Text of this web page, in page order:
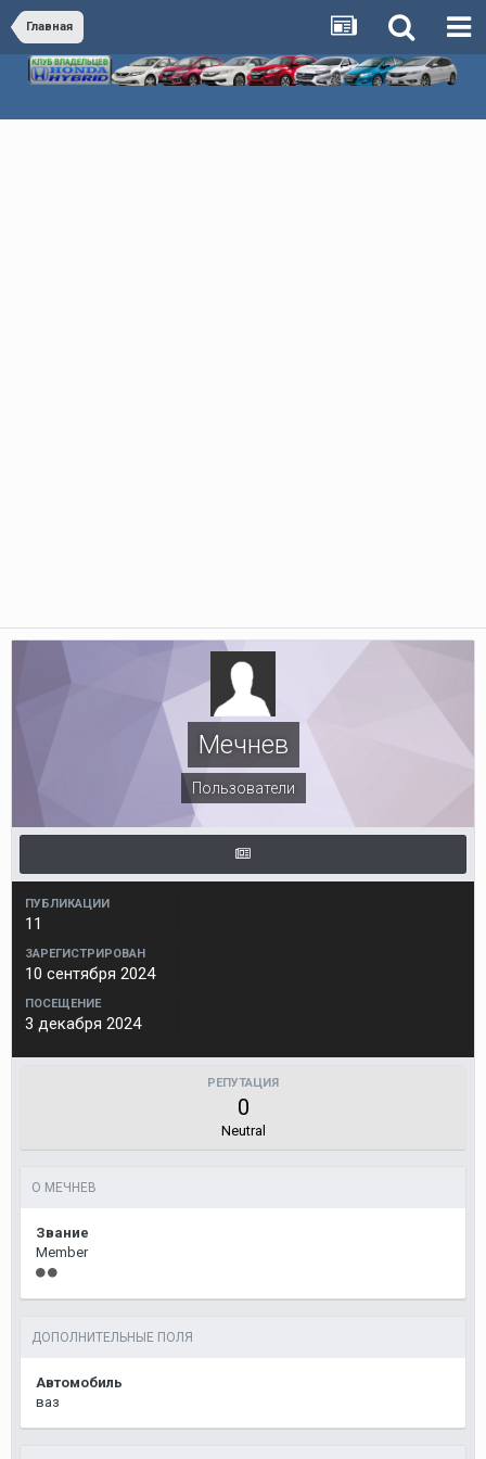
Главная
Мечнев
Пользователи
ПУБЛИКАЦИИ
11
ЗАРЕГИСТРИРОВАН
10 сентября 2024
ПОСЕЩЕНИЕ
3 декабря 2024
РЕПУТАЦИЯ
0
Neutral
О МЕЧНЕВ
Звание
Member
ДОПОЛНИТЕЛЬНЫЕ ПОЛЯ
Автомобиль
ваз